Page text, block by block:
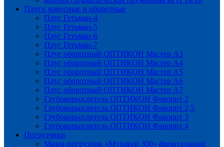
Плуги навесные и оборотные
Плуг Гетьман-4
Плуг Гетьман-5
Плуг Гетьман-6
Плуг Гетьман-7
Плуг оборотный ОПТИКОН Мастер А3
Плуг оборотный ОПТИКОН Мастер А4
Плуг оборотный ОПТИКОН Мастер А5
Плуг оборотный ОПТИКОН Мастер А6
Плуг оборотный ОПТИКОН Мастер А7
Глубокорыхлитель ОПТИКОН Фаворит 2
Глубокорыхлитель ОПТИКОН Фаворит 2,5
Глубокорыхлитель ОПТИКОН Фаворит 3
Глубокорыхлитель ОПТИКОН Фаворит 4
Погрузчики
Мини-погрузчик «Муравей 300» фронтальный